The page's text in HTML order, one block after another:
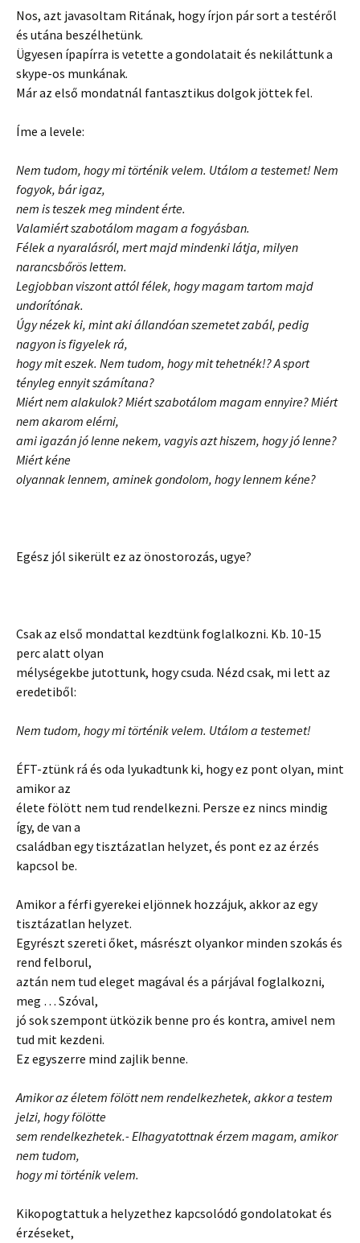
Nos, azt javasoltam Ritának, hogy írjon pár sort a testéről
és utána beszélhetünk.
Ügyesen ípapírra is vetette a gondolatait és nekiláttunk a
skype-os munkának.
Már az első mondatnál fantasztikus dolgok jöttek fel.
Íme a levele:
Nem tudom, hogy mi történik velem. Utálom a testemet! Nem
fogyok, bár igaz,
nem is teszek meg mindent érte.
Valamiért szabotálom magam a fogyásban.
Félek a nyaralásról, mert majd mindenki látja, milyen
narancsbőrös lettem.
Legjobban viszont attól félek, hogy magam tartom majd
undorítónak.
Úgy nézek ki, mint aki állandóan szemetet zabál, pedig
nagyon is figyelek rá,
hogy mit eszek. Nem tudom, hogy mit tehetnék!? A sport
tényleg ennyit számítana?
Miért nem alakulok? Miért szabotálom magam ennyire? Miért
nem akarom elérni,
ami igazán jó lenne nekem, vagyis azt hiszem, hogy jó lenne?
Miért kéne
olyannak lennem, aminek gondolom, hogy lennem kéne?
Egész jól sikerült ez az önostorozás, ugye?
Csak az első mondattal kezdtünk foglalkozni. Kb. 10-15
perc alatt olyan
mélységekbe jutottunk, hogy csuda. Nézd csak, mi lett az
eredetiből:
Nem tudom, hogy mi történik velem. Utálom a testemet!
ÉFT-ztünk rá és oda lyukadtunk ki, hogy ez pont olyan, mint
amikor az
élete fölött nem tud rendelkezni. Persze ez nincs mindig
így, de van a
családban egy tisztázatlan helyzet, és pont ez az érzés
kapcsol be.
Amikor a férfi gyerekei eljönnek hozzájuk, akkor az egy
tisztázatlan helyzet.
Egyrészt szereti őket, másrészt olyankor minden szokás és
rend felborul,
aztán nem tud eleget magával és a párjával foglalkozni,
meg … Szóval,
jó sok szempont ütközik benne pro és kontra, amivel nem
tud mit kezdeni.
Ez egyszerre mind zajlik benne.
Amikor az életem fölött nem rendelkezhetek, akkor a testem
jelzi, hogy fölötte
sem rendelkezhetek.- Elhagyatottnak érzem magam, amikor
nem tudom,
hogy mi történik velem.
Kikopogtattuk a helyzethez kapcsolódó gondolatokat és
érzéseket,